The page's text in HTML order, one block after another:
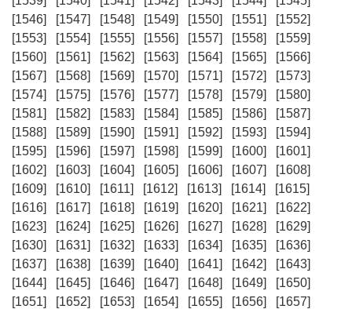
[1546]
[1547] [1548] [1549] [1550] [1551]
[1552]
[1553]
[1554] [1555] [1556] [1557] [1558]
[1559]
[1560]
[1561] [1562] [1563] [1564] [1565]
[1566]
[1567]
[1568] [1569] [1570] [1571] [1572]
[1573]
[1574]
[1575] [1576] [1577] [1578] [1579]
[1580]
[1581]
[1582] [1583] [1584] [1585] [1586]
[1587]
[1588]
[1589] [1590] [1591] [1592] [1593]
[1594]
[1595]
[1596] [1597] [1598] [1599] [1600]
[1601]
[1602]
[1603] [1604] [1605] [1606] [1607]
[1608]
[1609]
[1610] [1611] [1612] [1613] [1614]
[1615]
[1616]
[1617] [1618] [1619] [1620] [1621]
[1622]
[1623]
[1624] [1625] [1626] [1627] [1628]
[1629]
[1630]
[1631] [1632] [1633] [1634] [1635]
[1636]
[1637]
[1638] [1639] [1640] [1641] [1642]
[1643]
[1644]
[1645] [1646] [1647] [1648] [1649]
[1650]
[1651]
[1652] [1653] [1654] [1655] [1656]
[1657]